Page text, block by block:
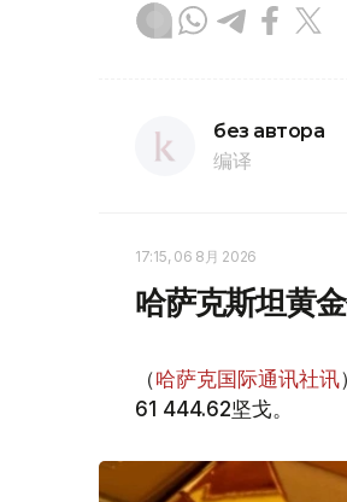
без автора
编译
17:15, 06 8月 2026
哈萨克斯坦黄
（哈萨克国际通讯社讯
61 444.62坚戈。